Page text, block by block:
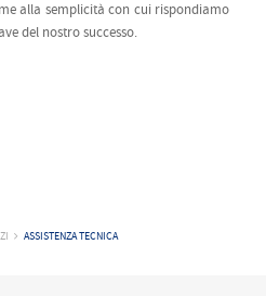
alla semplicità con cui rispondiamo
del nostro successo.
ASSISTENZA TECNICA